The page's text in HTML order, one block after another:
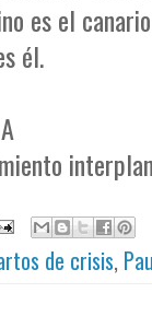
es el
él.
de crisis,